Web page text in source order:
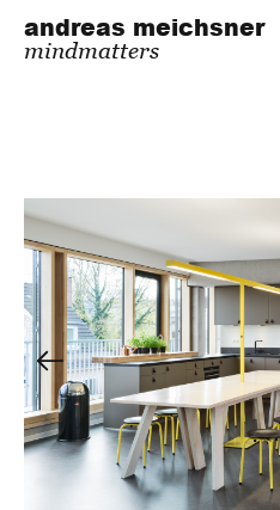
andreas meichsner
mindmatters